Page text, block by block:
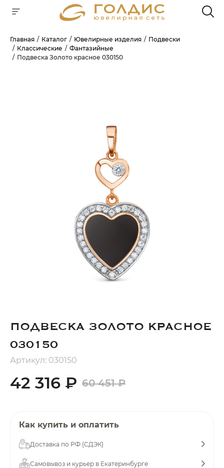
Главная Каталог Ювелирные изделия
Подвески
Классические
Фантазийные
Подвеска Золото красное 030150
ПОДВЕСКА ЗОЛОТО КРАСНОЕ
030150
Артикул: 030150
42 316 ₽ 60 451 ₽
Как купить и оплатить
Доставка по РФ (СДЭК)
Самовывоз и курьер в Екатеринбурге
Для клиентов всех банков
ГРАФИК ПЛАТЕЖЕЙ
Добавляйте товары
Получайте товар
выбранный способом
списыватьсяс вашей карты
Подробнее
об оплате Плайтом